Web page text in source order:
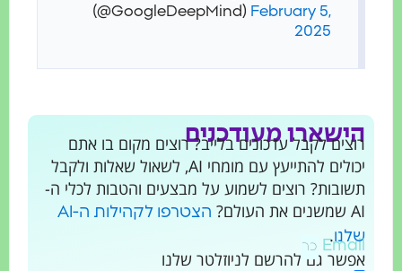
(@GoogleDeepMind)February 5,
2025
הישארו מעודכנים
רוצים לקבל עדכונים בלייב? רוצים מקום בו אתם
יכולים להתייעץ עם מומחי AI, לשאול שאלות ולקבל
תשובות? רוצים לשמוע על מבצעים והטבות לכלי ה-
הצטרפו לקהילות ה-AI
שלנו.
אפשר גם להרשם לניוזלטר שלנו
Email